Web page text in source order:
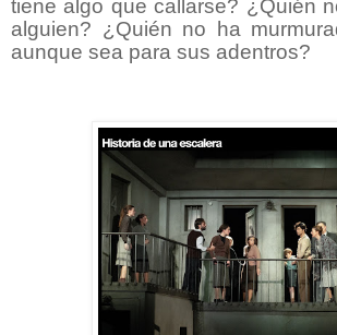
tiene algo que callarse? ¿Quién
alguien? ¿Quién no ha
aunque sea para sus adentros?